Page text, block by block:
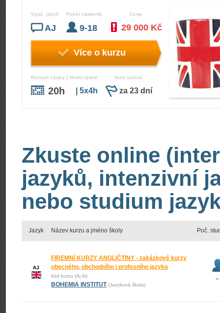
Vyuč. jazyk
AJ
Počet studentů
9-18
Cena
29 000 Kč
Více o kurzu
Rozsah výuky | Hodin týdně
20h | 5x4h
Kurz začíná
za 23 dní
Zkuste online
jazyků, intenzivní
nebo studium
Jazyk Název kurzu a jméno školy Poč.
AJ
FIREMNÍ KURZY ANGLIČTINY - zakázkové kurzy
obecného, obchodního i profesního jazyka
kód kurzu (Aj fir)
BOHEMIA INSTITUT (Jazyková škola)
–